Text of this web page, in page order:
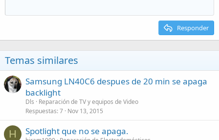
Responder
Temas similares
Samsung LN40C6 despues de 20 min se apaga
backlight
Dls
Reparación de TV y equipos de Video
Respuestas 7 Nov 13, 2015
H Spotlight que no se apaga.